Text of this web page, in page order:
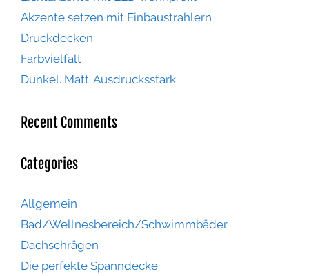
Akzente setzen mit Einbaustrahlern
Druckdecken
Farbvielfalt
Dunkel. Matt. Ausdrucksstark.
Recent Comments
Categories
Allgemein
Bad/Wellnesbereich/Schwimmbäder
Dachschrägen
Die perfekte Spanndecke